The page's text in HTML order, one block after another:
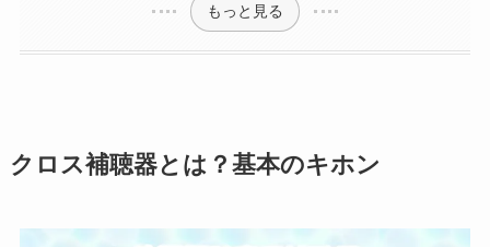
もっと見る
クロス補聴器とは？基本のキホン